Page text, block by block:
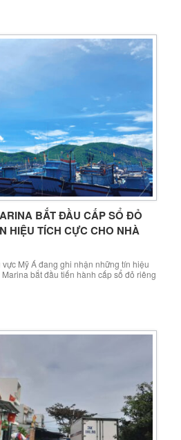
BẮT ĐẦU CẤP SỔ ĐỎ
HIỆU TÍCH CỰC CHO NHÀ
Mỹ Á đang ghi nhận những tín hiệu
bắt đầu tiến hành cấp sổ đỏ riêng